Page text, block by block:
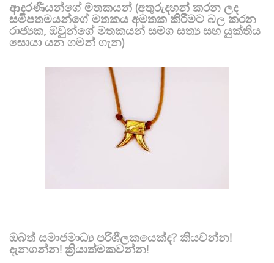
ආදරණීයන්ගේ මතකයන් (අතුරුදහන් කරන ලද
සමීපතමයන්ගේ මතකය අමතක කිරීමට බල කරන
රාජ්‍යක, ඔවුන්ගේ මතකයන් සමග සත්‍ය සහ යුක්තිය
සොයා යන ගමන් ගැන)
ඔබත් සමාජමාධ්‍ය පරිශීලකයෙක්ද? කියවන්න!
දැනගන්න! ක්‍රියාත්මකවන්න!